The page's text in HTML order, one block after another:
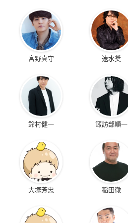
宮野真守 速水奨
鈴村健一 諏訪部順一
大塚芳忠 稲田徹